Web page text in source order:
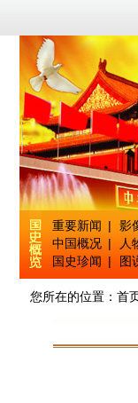
重要新闻 | 影
中国概况 | 人
国史珍闻 | 图
您所在的位置： 首